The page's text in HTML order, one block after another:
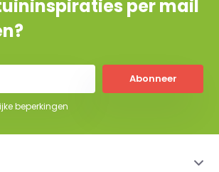
per mail
Abonneer
beperkingen